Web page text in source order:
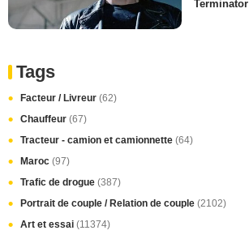
Terminator
Tags
Facteur / Livreur (62)
Chauffeur (67)
Tracteur - camion et camionnette (64)
Maroc (97)
Trafic de drogue (387)
Portrait de couple / Relation de couple (2102)
Art et essai (11374)